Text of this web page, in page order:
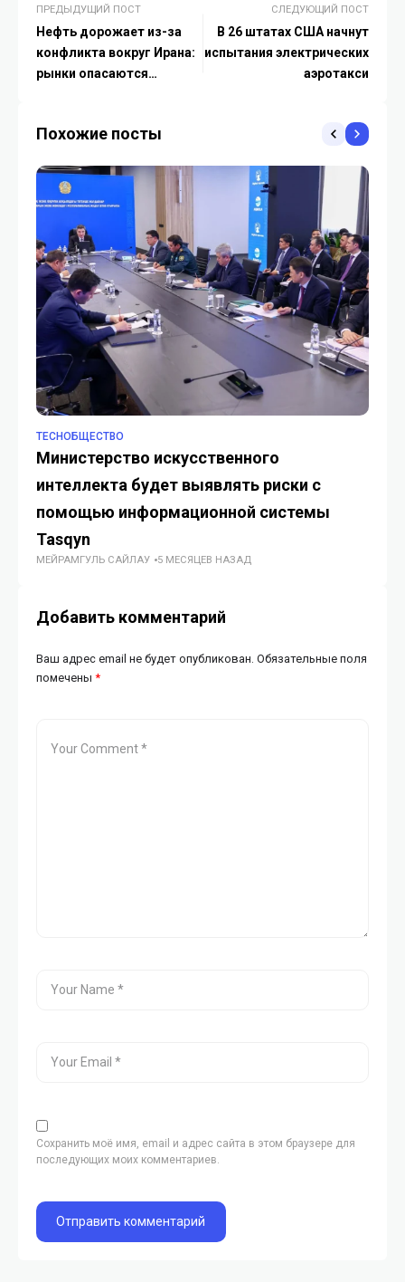
ПРЕДЫДУЩИЙ ПОСТ
Нефть дорожает из-за
конфликта вокруг Ирана:
рынки опасаются
СЛЕДУЮЩИЙ ПОСТ
В 26 штатах США начнут
испытания электрических
аэротакси
Похожие посты
TECHОБЩЕСТВО
Министерство искусственного
интеллекта будет выявлять риски с
помощью информационной системы
Tasqyn
МЕЙРАМГУЛЬ САЙЛАУ 5 МЕСЯЦЕВ НАЗАД
Добавить комментарий
Ваш адрес email не будет опубликован. Обязательные поля
помечены *
Сохранить моё имя, email и адрес сайта в этом браузере для
последующих моих комментариев.